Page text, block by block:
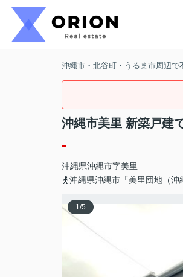
沖縄市・北谷町・うるま市周辺
沖縄市美里 新築戸建
-
沖縄県沖縄市字美里
沖縄県沖縄市「美里団地（沖
1 /5